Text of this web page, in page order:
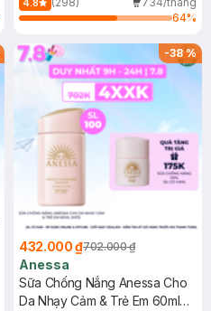
4.8
64%
-38%
432.000 ₫702.000 ₫
Anessa
Sữa Chống Nắng Anessa Cho
Da Nhạy Cảm & Trẻ Em 60ml